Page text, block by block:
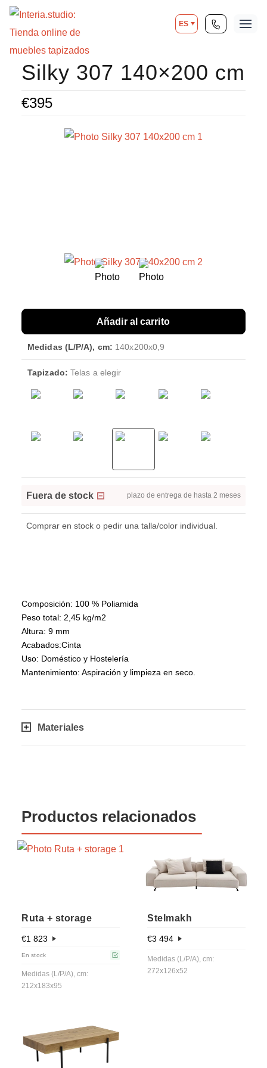
ES
Silky 307 140×200 cm
€395
Medidas (L/P/A), cm: 140x200x0,9
Tapizado: Telas a elegir
Fuera de stock plazo de entrega de hasta 2 meses
Comprar en stock o pedir una talla/color individual.
Añadir al carrito
Composición: 100 % Poliamida
Peso total: 2,45 kg/m2
Altura: 9 mm
Acabados:Cinta
Uso: Doméstico y Hostelería
Mantenimiento: Aspiración y limpieza en seco.
Materiales
Productos relacionados
Ruta + storage
€1 823
En stock
Medidas (L/P/A), cm:
212x183x95
Stelmakh
€3 494
Medidas (L/P/A), cm:
272x126x52